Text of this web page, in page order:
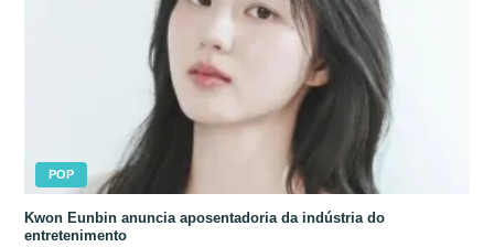
POP
Kwon Eunbin anuncia aposentadoria da indústria do
entretenimento